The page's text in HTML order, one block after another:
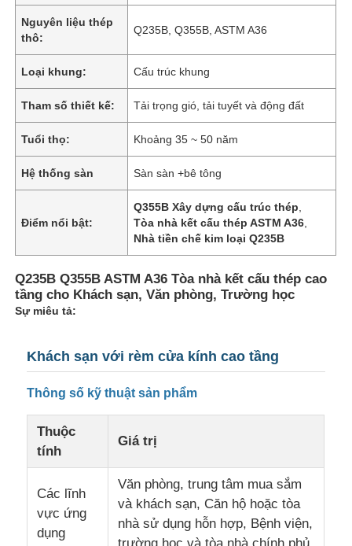
Nguyên liệu thép
thô:
Q235B, Q355B, ASTM A36
Loại khung: Cấu trúc khung
Tham số thiết kế: Tải trọng gió, tải tuyết và động đất
Tuổi thọ: Khoảng 35 ~ 50 năm
Hệ thống sàn Sàn sàn +bê tông
Điểm nổi bật:
Q355B Xây dựng cấu trúc thép
Tòa nhà kết cấu thép ASTM A36
Nhà tiền chế kim loại Q235B
Q235B Q355B ASTM A36 Tòa nhà kết cấu thép cao
tầng cho Khách sạn, Văn phòng, Trường học
Sự miêu tả:
Khách sạn với rèm cửa kính cao tầng
Thông số kỹ thuật sản phẩm
Thuộc
tính
Giá trị
Các lĩnh
vực ứng
dụng
Văn phòng, trung tâm mua sắm
và khách sạn, Căn hộ hoặc tòa
nhà sử dụng hỗn hợp, Bệnh viện,
trường học và tòa nhà chính phủ